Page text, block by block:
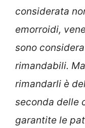
considerata
emorroidi,
sono
rimandabili.
rimandarli è
seconda delle
garantite le